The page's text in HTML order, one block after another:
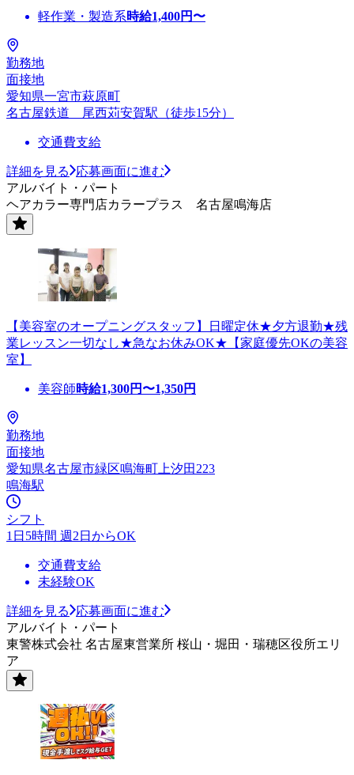
軽作業・製造系時給1,400円〜
勤務地
面接地
愛知県一宮市萩原町
名古屋鉄道 尾西苅安賀駅（徒歩15分）
交通費支給
詳細を見る
応募画面に進む
アルバイト・パート
ヘアカラー専門店カラープラス 名古屋鳴海店
【美容室のオープニングスタッフ】日曜定休★夕方退勤★残
業レッスン一切なし★急なお休みOK★【家庭優先OKの美容
室】
美容師時給1,300円〜1,350円
勤務地
面接地
愛知県名古屋市緑区鳴海町上汐田223
鳴海駅
シフト
1日5時間 週2日からOK
交通費支給
未経験OK
詳細を見る
応募画面に進む
アルバイト・パート
東警株式会社 名古屋東営業所 桜山・堀田・瑞穂区役所エリ
ア